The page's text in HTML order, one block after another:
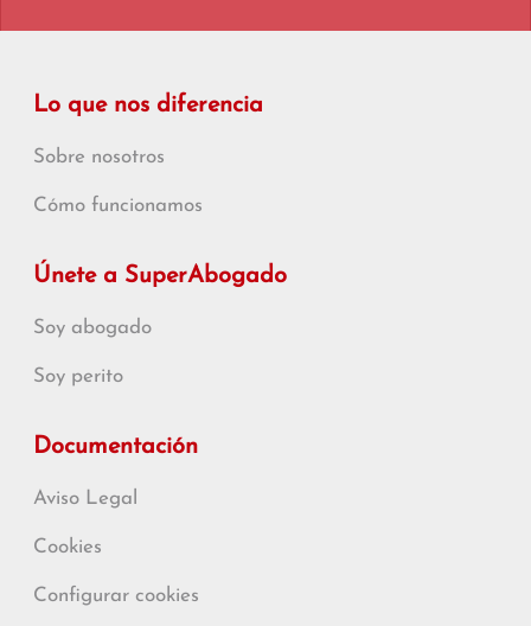
Lo que nos diferencia
Sobre nosotros
Cómo funcionamos
Únete a SuperAbogado
Soy abogado
Soy perito
Documentación
Aviso Legal
Cookies
Configurar cookies